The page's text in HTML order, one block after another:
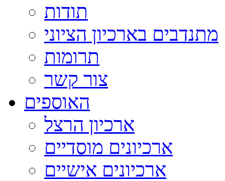
תודות
מתנדבים בארכיון הציוני
תרומות
צור קשר
האוספים
ארכיון הרצל
ארכיונים מוסדיים
ארכיונים אישיים